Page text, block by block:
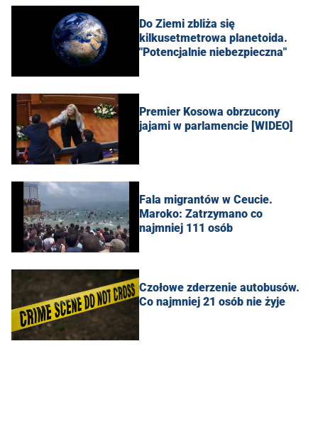
Do Ziemi zbliża się
kilkusetmetrowa planetoida.
"Potencjalnie niebezpieczna"
Premier Kosowa obrzucony
jajami w parlamencie [WIDEO]
Fala migrantów w Ceucie.
Maroko: Zatrzymano co
najmniej 111 osób
Czołowe zderzenie autobusów.
Co najmniej 21 osób nie żyje